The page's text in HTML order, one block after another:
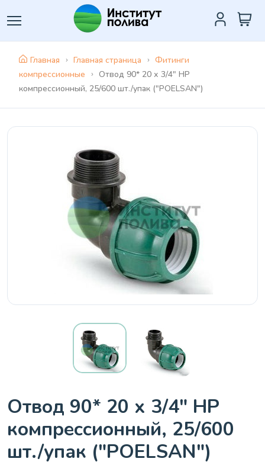
Главная Главная страница
Фитинги
компрессионные
Отвод 90* 20 х 3/4" НР
компрессионный, 25/600 шт./упак ("POELSAN")
Отвод 90* 20 х 3/4" НР
компрессионный, 25/600
шт./упак ("POELSAN")